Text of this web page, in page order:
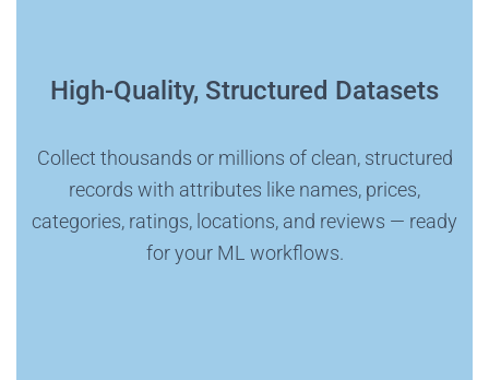
High-Quality, Structured Datasets
Collect thousands or millions of clean, structured
records with attributes like names, prices,
categories, ratings, locations, and reviews — ready
for your ML workflows.